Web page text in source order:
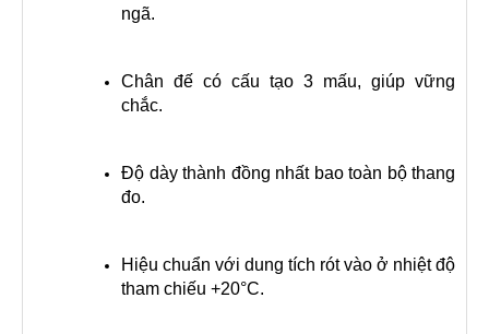
ngã.
Chân đế có cấu tạo 3 mấu, giúp vững
chắc.
Độ dày thành đồng nhất bao toàn bộ thang
đo.
Hiệu chuẩn với dung tích rót vào ở nhiệt độ
tham chiếu +20°C.